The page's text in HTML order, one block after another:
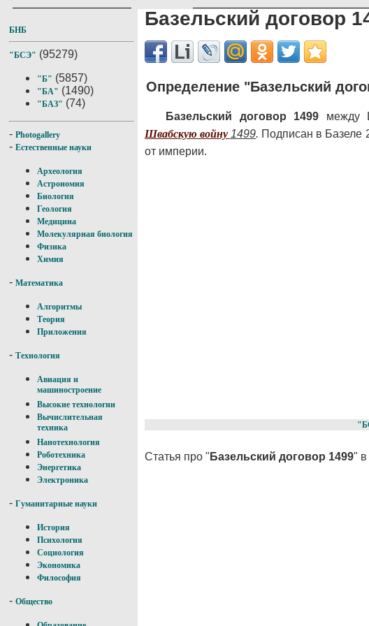
БНБ
"БСЭ" (95279)
"Б" (5857)
"БА" (1490)
"БАЗ" (74)
- Photogallery
- Естественные науки
Археология
Астрономия
Биология
Геология
Медицина
Молекулярная биология
Физика
Химия
- Математика
Алгоритмы
Теория
Приложения
- Технология
Авиация и
машиностроение
Высокие технологии
Вычислительная
техника
Нанотехнология
Роботехника
Энергетика
Электроника
- Гуманитарные науки
История
Психология
Социология
Экономика
Философия
- Общество
Базельский договор
Определение "Базельский
Базельский договор 1499 между
Швабскую войну 1499. Подписан в Базеле
от империи.
Статья про " Базельский договор 1499"